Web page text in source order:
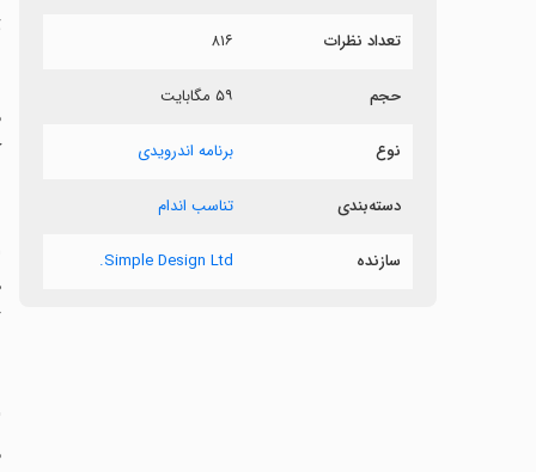
تعداد نظرات ۸۱۶
حجم ۵۹ مگابایت
نوع برنامه اندرویدی
دسته‌بندی تناسب اندام
سازنده Simple Design Ltd.